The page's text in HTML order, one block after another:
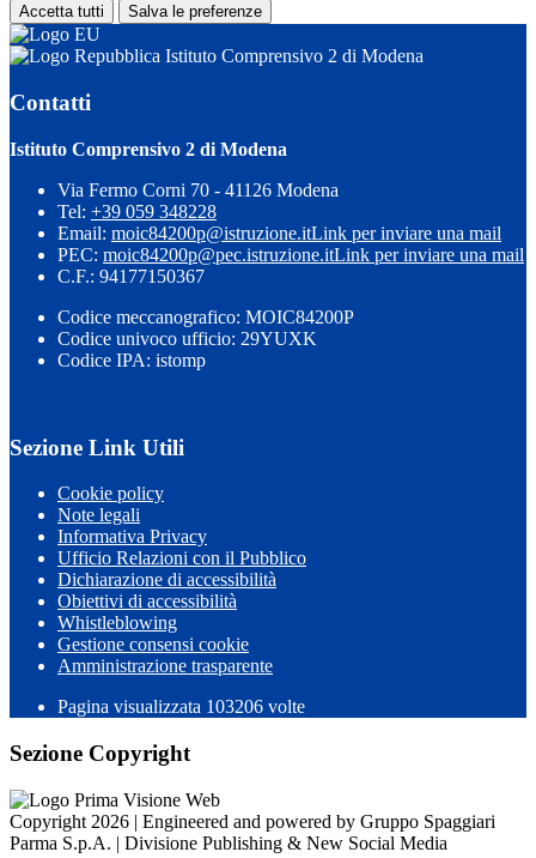
Accetta tutti Salva le preferenze
Istituto Comprensivo 2 di Modena
Contatti
Istituto Comprensivo 2 di Modena
Via Fermo Corni 70 - 41126 Modena
Tel: +39 059 348228
Email: moic84200p@istruzione.itLink per inviare una mail
PEC: moic84200p@pec.istruzione.itLink per inviare una mail
C.F.: 94177150367
Codice meccanografico: MOIC84200P
Codice univoco ufficio: 29YUXK
Codice IPA: istomp
Sezione Link Utili
Cookie policy
Note legali
Informativa Privacy
Ufficio Relazioni con il Pubblico
Dichiarazione di accessibilità
Obiettivi di accessibilità
Whistleblowing
Gestione consensi cookie
Amministrazione trasparente
Pagina visualizzata 103206 volte
Sezione Copyright
Copyright 2026 | Engineered and powered by Gruppo Spaggiari
Parma S.p.A. | Divisione Publishing & New Social Media